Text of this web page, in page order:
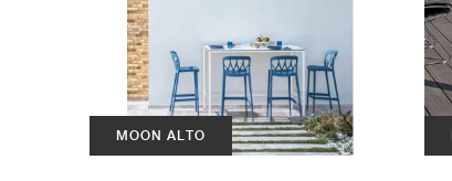
MOON ALTO